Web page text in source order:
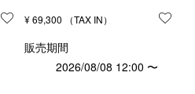
お気に入りに登録する
¥69,300
販売期間
2026/08/08 12:00 〜